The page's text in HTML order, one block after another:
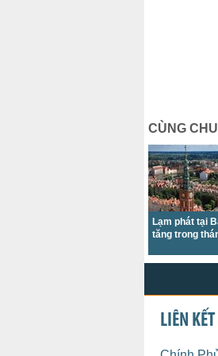
CÙNG
Lạm phát tại
tăng trong
LIÊN KẾT